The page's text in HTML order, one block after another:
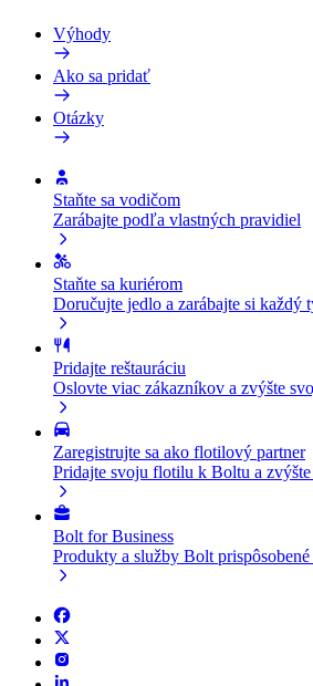
Výhody
Ako sa pridať
Otázky
Staňte sa vodičom
Zarábajte podľa vlastných pravidiel
Staňte sa kuriérom
Doručujte jedlo a zarábajte si každý
Pridajte reštauráciu
Oslovte viac zákazníkov a zvýšte
Zaregistrujte sa ako flotilový partner
Pridajte svoju flotilu k Boltu a
Bolt for Business
Produkty a služby Bolt